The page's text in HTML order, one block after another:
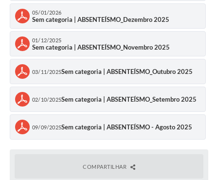
05/01/2026
Sem categoria | ABSENTEÍSMO_Dezembro 2025
01/12/2025
Sem categoria | ABSENTEÍSMO_Novembro 2025
03/11/2025Sem categoria | ABSENTEÍSMO_Outubro 2025
02/10/2025Sem categoria | ABSENTEÍSMO_Setembro 2025
09/09/2025Sem categoria | ABSENTEÍSMO - Agosto 2025
COMPARTILHAR